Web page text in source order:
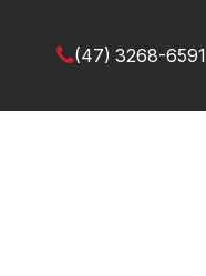
(47) 3268-6591